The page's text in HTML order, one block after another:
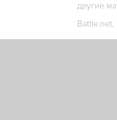
другие